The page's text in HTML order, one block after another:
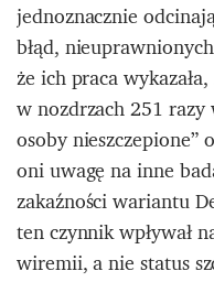
jednoznacznie
błąd,
że ich praca
w nozdrzach 251
osoby
oni uwagę na inne
zakaźności wariantu
ten czynnik wpływał
wiremii, a nie status